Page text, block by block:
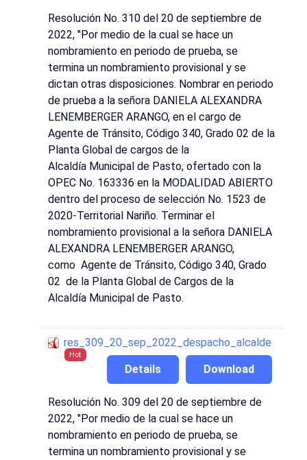
Resolución No. 310 del 20 de septiembre de
2022, "Por medio de la cual se hace un
nombramiento en periodo de prueba, se
termina un nombramiento provisional y se
dictan otras disposiciones. Nombrar en periodo
de prueba a la señora DANIELA ALEXANDRA
LENEMBERGER ARANGO, en el cargo de
Agente de Tránsito, Código 340, Grado 02 de la
Planta Global de cargos de la
Alcaldía Municipal de Pasto, ofertado con la
OPEC No. 163336 en la MODALIDAD ABIERTO
dentro del proceso de selección No. 1523 de
2020-Territorial Nariño. Terminar el
nombramiento provisional a la señora DANIELA
ALEXANDRA LENEMBERGER ARANGO,
como Agente de Tránsito, Código 340, Grado
02 de la Planta Global de Cargos de la
Alcaldía Municipal de Pasto.
res_309_20_sep_2022_despacho_alcalde
Hot
Download
Details
Resolución No. 309 del 20 de septiembre de
2022, "Por medio de la cual se hace un
nombramiento en periodo de prueba, se
termina un nombramiento provisional y se